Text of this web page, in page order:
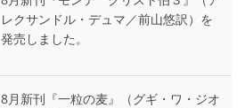
レクサンドル・デュマ／前山悠訳）を
発売しました。
8月新刊『一粒の麦』（グギ・ワ・ジオ